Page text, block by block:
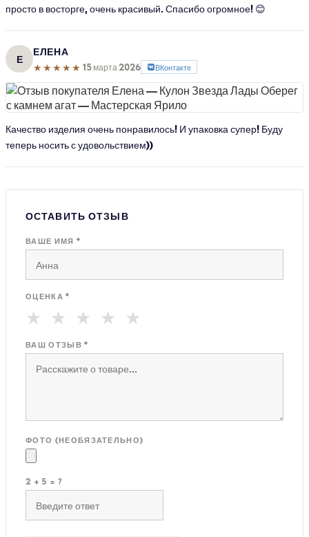
просто в восторге, очень красивый. Спасибо огромное! 😊
Е
ЕЛЕНА
★★★★★ 15 марта 2026 ВКонтакте
Качество изделия очень понравилось! И упаковка супер! Буду
теперь носить с удовольствием))
ОСТАВИТЬ ОТЗЫВ
ВАШЕ ИМЯ *
ОЦЕНКА *
★ ★ ★ ★ ★
ВАШ ОТЗЫВ *
ФОТО (НЕОБЯЗАТЕЛЬНО)
2 + 5 = ?